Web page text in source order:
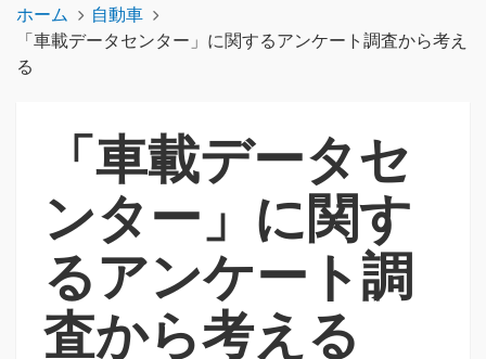
ホーム
自動車
「車載データセンター」に関するアンケート調査から考え
る
「車載データセ
ンター」に関す
るアンケート調
査から考える